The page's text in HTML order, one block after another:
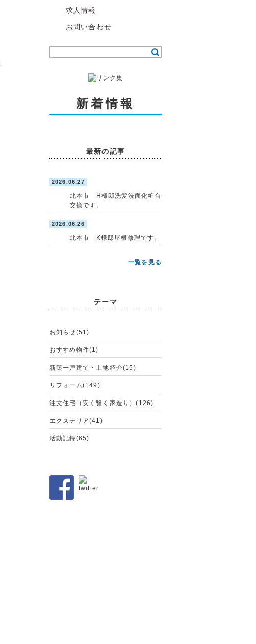
求人情報
お問い合わせ
新着情報
最新の記事
2026.06.27
北本市 H様邸洗髪洗面化粧台
交換です。
2026.06.26
北本市 K様邸屋根修理です。
一覧を見る
テーマ
お知らせ(51)
おすすめ物件(1)
新築一戸建て・土地紹介(15)
リフォーム(149)
注文住宅（安く賢く家造り）(126)
エクステリア(41)
活動記録(65)